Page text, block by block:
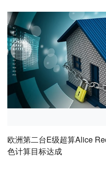
欧洲第二台E级超算Alice
色计算目标达成